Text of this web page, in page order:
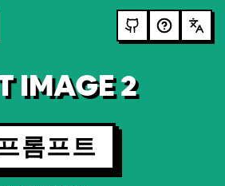
IMAGE 2
롬프트